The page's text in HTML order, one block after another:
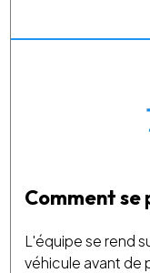
Comment se
L'équipe se rend
véhicule avant de